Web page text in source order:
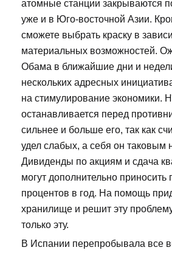
атомные станции закрываются
уже и в Юго-восточной Азии.
сможете выбрать краску в
материальных возможностей.
Обама в ближайшие дни и
нескольких адресных
на стимулирование экономики.
останавливается перед
сильнее и больше его, так как
удел слабых, а себя он таковым
Дивиденды по акциям и сдача
могут дополнительно приносить
процентов в год. На помощь
хранилище и решит эту
только эту.
В Испании перепробывала все